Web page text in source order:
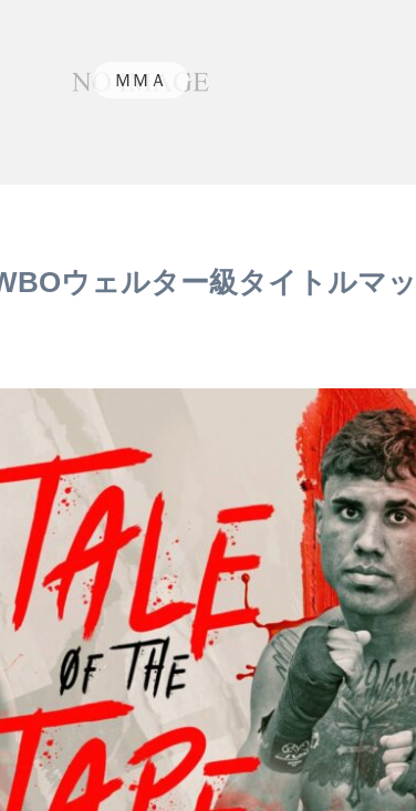
ＭＭＡ
ウェルター級タイトルマ